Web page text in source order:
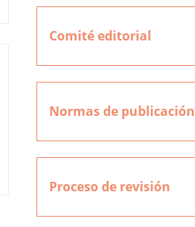
Comité editorial
Normas de publicación
Proceso de revisión